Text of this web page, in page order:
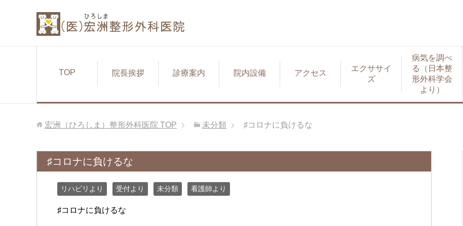
TOP 院長挨拶 診療案内 院内設備 アクセス
エクササイ
ズ
病気を調べ
る（日本整
形外科学会
より）
宏洲（ひろしま）整形外科医院 TOP 未分類 ♯コロナに負けるな
♯コロナに負けるな
リハビリより 受付より 未分類 看護師より
♯コロナに負けるな